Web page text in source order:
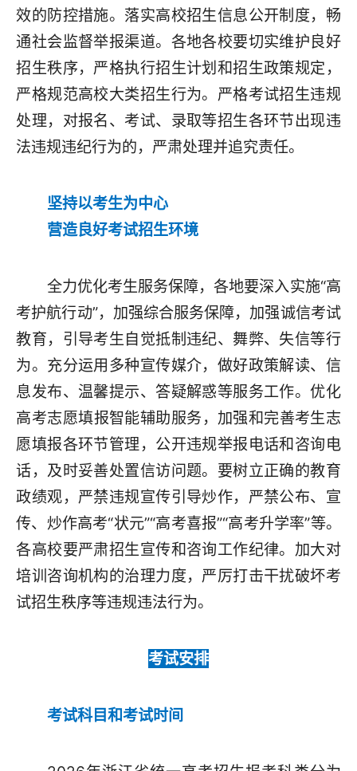
效的防控措施。落实高校招生信息公开制度，畅
通社会监督举报渠道。各地各校要切实维护良好
招生秩序，严格执行招生计划和招生政策规定，
严格规范高校大类招生行为。严格考试招生违规
处理，对报名、考试、录取等招生各环节出现违
法违规违纪行为的，严肃处理并追究责任。
坚持以考生为中心
营造良好考试招生环境
全力优化考生服务保障，各地要深入实施“高
考护航行动”，加强综合服务保障，加强诚信考试
教育，引导考生自觉抵制违纪、舞弊、失信等行
为。充分运用多种宣传媒介，做好政策解读、信
息发布、温馨提示、答疑解惑等服务工作。优化
高考‌志愿填报智能辅助服务，加强和完善考生志
愿填报各环节管理，公开违规举报电话和咨询电
话，及时妥善处置信访问题。要树立正确的教育
政绩观，严禁违规宣传引导炒作，严禁公布、宣
传、炒作高考“状元”“高考喜报”“高考升学率”等。
各高校要严肃招生宣传和咨询工作纪律。加大对
培训咨询机构的治理力度，严厉打击干扰破坏考
试招生秩序等违规违法行为。
考试安排
考试科目和考试时间